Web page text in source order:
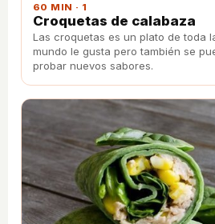
60 MIN · 1
Croquetas de calabaza
Las croquetas es un plato de toda
mundo le gusta pero también se
probar nuevos sabores.